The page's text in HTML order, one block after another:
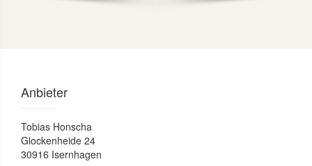
Anbieter
Tobias Honscha
Glockenheide 24
30916 Isernhagen